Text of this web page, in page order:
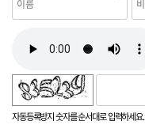
자동등록방지 숫자를 순서대로 입력하세요.